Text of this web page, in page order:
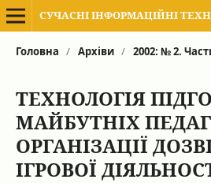
Головна / Архіви / 2002: № 2.
ТЕХНОЛОГІЯ
МАЙБУТНІХ
ОРГАНІЗАЦІЇ
ІГРОВОЇ